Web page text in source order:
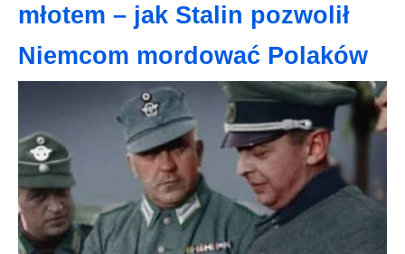
młotem – jak Stalin pozwolił
Niemcom mordować Polaków